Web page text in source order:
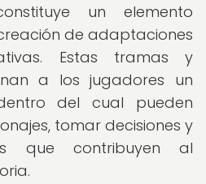
un elemento
de adaptaciones
Estas tramas y
a los jugadores un
del cual pueden
tomar decisiones y
que contribuyen al